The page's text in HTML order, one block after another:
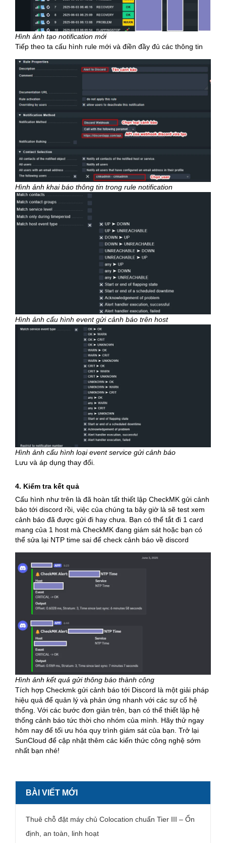
Hình ảnh tạo notification mới
Tiếp theo ta cấu hình rule mới và điền đầy đủ các thông tin
Hình ảnh khai báo thông tin trong rule notification
Hình ảnh cấu hình event gửi cảnh báo trên host
Hình ảnh cấu hình loại event service gửi cảnh báo
Lưu và áp dụng thay đổi.
4. Kiểm tra kết quả
Cấu hình như trên là đã hoàn tất thiết lập CheckMK gửi cảnh
báo tới discord rồi, việc của chúng ta bây giờ là sẽ test xem
cảnh báo đã được gửi đi hay chưa. Bạn có thể tắt đi 1 card
mang của 1 host mà CheckMK đang giám sát hoặc bạn có
thể sửa lại NTP time sai để check cảnh báo về discord
Hình ảnh kết quả gửi thông báo thành công
Tích hợp Checkmk gửi cảnh báo tới Discord là một giải pháp
hiệu quả để quản lý và phản ứng nhanh với các sự cố hệ
thống. Với các bước đơn giản trên, bạn có thể thiết lập hệ
thống cảnh báo tức thời cho nhóm của mình. Hãy thử ngay
hôm nay để tối ưu hóa quy trình giám sát của bạn. Trở lại
SunCloud để cập nhật thêm các kiến thức công nghệ sớm
nhất bạn nhé!
BÀI VIẾT MỚI
Thuê chỗ đặt máy chủ Colocation chuẩn Tier III – Ổn
định, an toàn, linh hoạt